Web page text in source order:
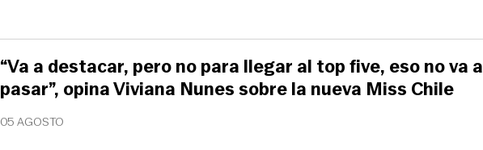
05 AGOSTO
“Va a destacar, pero no para llegar al top five, eso no va a
pasar”, opina Viviana Nunes sobre la nueva Miss Chile